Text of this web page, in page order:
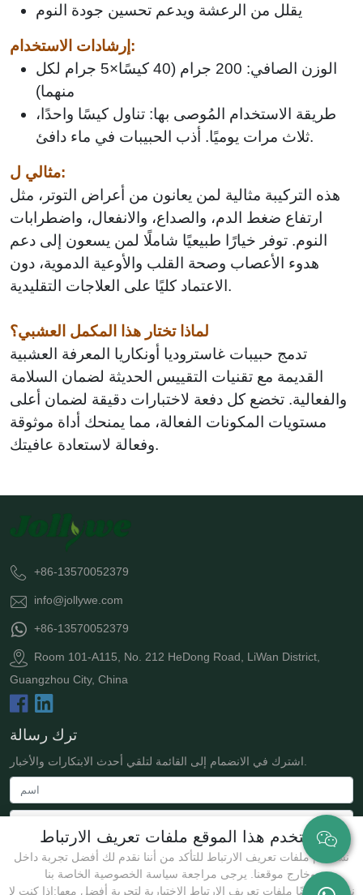
يقلل من الرعشة ويدعم تحسين جودة النوم
إرشادات الاستخدام:
الوزن الصافي: 200 جرام (40 كيسًا×5 جرام لكل
منهما)
طريقة الاستخدام المُوصى بها: تناول كيسًا واحدًا،
ثلاث مرات يوميًا. أذب الحبيبات في ماء دافئ.
مثالي ل:
هذه التركيبة مثالية لمن يعانون من أعراض التوتر، مثل
ارتفاع ضغط الدم، والصداع، والانفعال، واضطرابات
النوم. توفر خيارًا طبيعيًا شاملًا لمن يسعون إلى دعم
هدوء الأعصاب وصحة القلب والأوعية الدموية، دون
الاعتماد كليًا على العلاجات التقليدية.
لماذا تختار هذا المكمل العشبي؟
تدمج حبيبات غاستروديا أونكاريا المعرفة العشبية
القديمة مع تقنيات التقييس الحديثة لضمان السلامة
والفعالية. تخضع كل دفعة لاختبارات دقيقة لضمان أعلى
مستويات المكونات الفعالة، مما يمنحك أداة موثوقة
وفعالة لاستعادة عافيتك.
يستخدم هذا الموقع ملفات تعريف الارتباط
نستخدم ملفات تعريف الارتباط للتأكد من أننا نقدم لك أفضل تجربة داخل
وخارج موقعنا. يرجى مراجعة سياسة الخصوصية الخاصة بنا.
نستخدم أيضًا ملفات تعريف الارتباط الاختيارية لتجربة أفضل معها:إذا كنت لا
+86-13570052379
info@jollywe.com
+86-13570052379
Room 101-A115, No. 212 HeDong Road, LiWan District,
Guangzhou City, China
ترك رسالة